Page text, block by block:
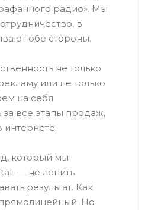
радио». Мы
в
обе стороны.
не только
или не только
на себя
за все этапы продаж,
который мы
— не лепить
результат. Как
Но